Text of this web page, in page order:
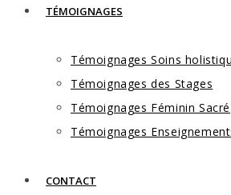
TÉMOIGNAGES
Témoignages Soins
Témoignages des Stages
Témoignages Féminin Sacré
Témoignages
CONTACT